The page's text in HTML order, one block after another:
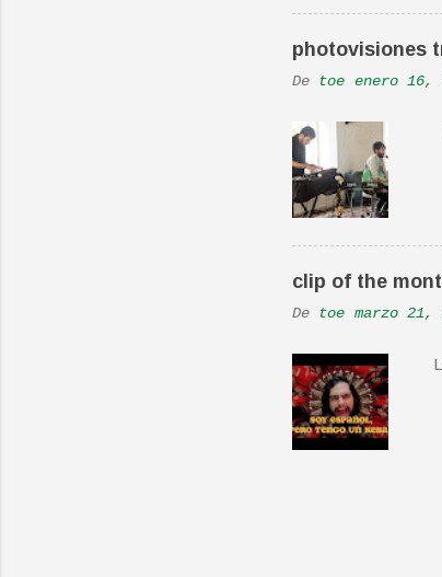
photovisiones
De toe enero 16,
clip of the
De toe marzo 21,